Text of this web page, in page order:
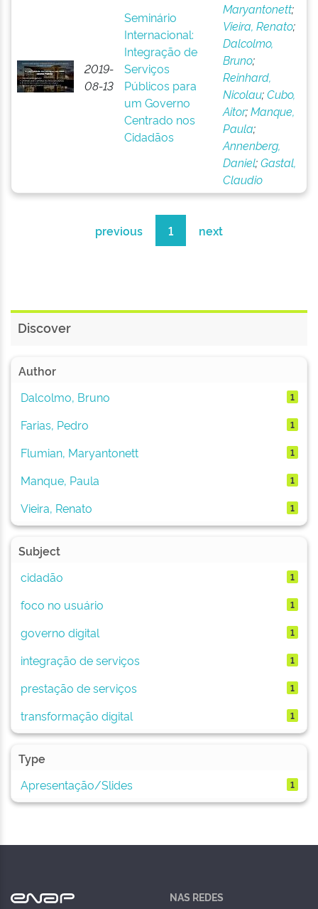
2019-
08-13
Seminário
Internacional:
Integração de
Serviços
Públicos para
um Governo
Centrado nos
Cidadãos
Maryantonett;
Vieira, Renato;
Dalcolmo,
Bruno;
Reinhard,
Nicolau;Cubo,
Aitor;Manque,
Paula;
Annenberg,
Daniel;Gastal,
Claudio
previous 1 next
Discover
Author
Dalcolmo, Bruno
1
Farias, Pedro 1
Flumian, Maryantonett 1
Manque, Paula 1
Vieira, Renato 1
Subject
cidadão
1
foco no usuário 1
governo digital 1
integração de serviços 1
prestação de serviços 1
transformação digital 1
Type
Apresentação/Slides
1
NAS REDES